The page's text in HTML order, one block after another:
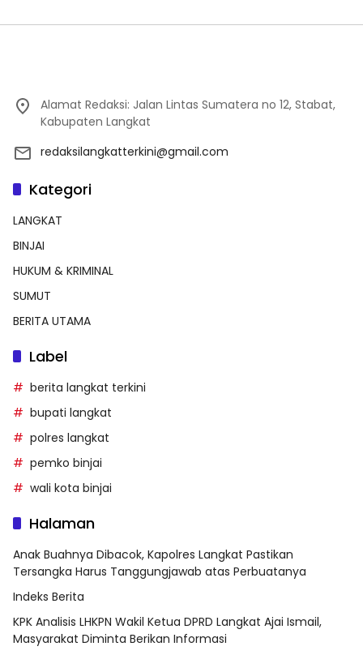
Alamat Redaksi: Jalan Lintas Sumatera no 12, Stabat,
Kabupaten Langkat
redaksilangkatterkini@gmail.com
Kategori
LANGKAT
BINJAI
HUKUM & KRIMINAL
SUMUT
BERITA UTAMA
Label
berita langkat terkini
bupati langkat
polres langkat
pemko binjai
wali kota binjai
Halaman
Anak Buahnya Dibacok, Kapolres Langkat Pastikan
Tersangka Harus Tanggungjawab atas Perbuatanya
Indeks Berita
KPK Analisis LHKPN Wakil Ketua DPRD Langkat Ajai Ismail,
Masyarakat Diminta Berikan Informasi